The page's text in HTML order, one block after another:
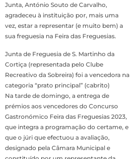
Junta, António Souto de Carvalho,
agradeceu à instituição por, mais uma
vez, estar a representar (e muito bem) a
sua freguesia na Feira das Freguesias.
Junta de Freguesia de S. Martinho da
Cortiça (representada pelo Clube
Recreativo da Sobreira) foi a vencedora na
categoria “prato principal” (cabrito)
Na tarde de domingo, a entrega de
prémios aos vencedores do Concurso
Gastronómico Feira das Freguesias 2023,
que integra a programação do certame, e
que o júri que efectuou a avaliação,
designado pela Câmara Municipal e